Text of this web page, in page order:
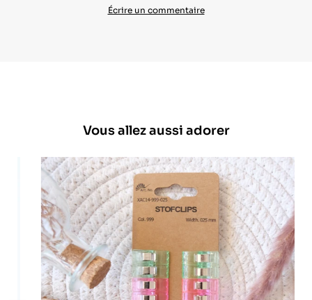
Écrire un commentaire
Vous allez aussi adorer